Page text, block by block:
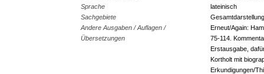
Sprache
lateinisch
Sachgebiete
Andere Ausgaben / Auflagen /
Übersetzungen
Erneut/Again:
75-114.
Erstausgabe,
Kortholt mit
Erkundigungen/